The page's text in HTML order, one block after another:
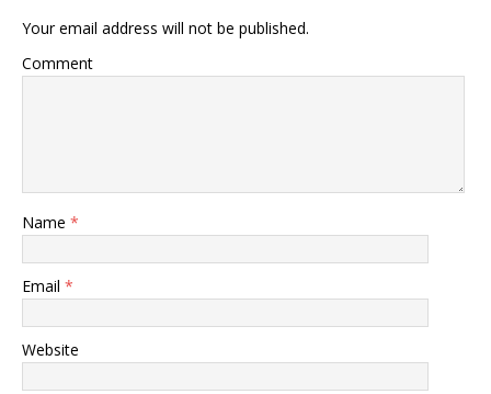
Your email address will not be published.
Comment
Name *
Email *
Website